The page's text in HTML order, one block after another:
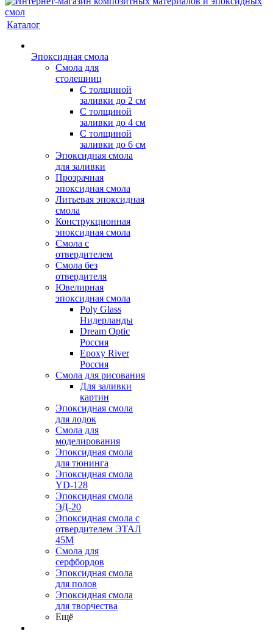
Каталог
Эпоксидная смола
Смола для
столешниц
С толщиной
заливки до 2 см
С толщиной
заливки до 4 см
С толщиной
заливки до 6 см
Эпоксидная смола
для заливки
Прозрачная
эпоксидная смола
Литьевая эпоксидная
смола
Конструкционная
эпоксидная смола
Смола с
отвердителем
Смола без
отвердителя
Ювелирная
эпоксидная смола
Poly Glass
Нидерланды
Dream Optic
Россия
Epoxy River
Россия
Смола для рисования
Для заливки
картин
Эпоксидная смола
для лодок
Смола для
моделирования
Эпоксидная смола
для тюнинга
Эпоксидная смола
YD-128
Эпоксидная смола
ЭД-20
Эпоксидная смола с
отвердителем ЭТАЛ
45М
Смола для
серфбордов
Эпоксидная смола
для полов
Эпоксидная смола
для творчества
Ещё